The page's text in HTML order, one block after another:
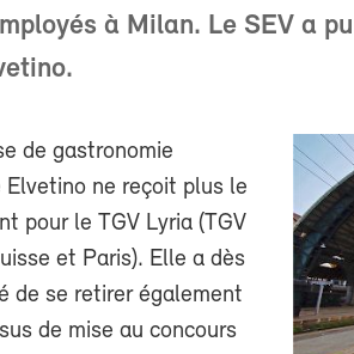
à Milan. Le SEV a
de gastronomie
Elvetino ne reçoit plus le
pour le TGV Lyria (TGV
et Paris). Elle a dès
de se retirer également
de mise au concours